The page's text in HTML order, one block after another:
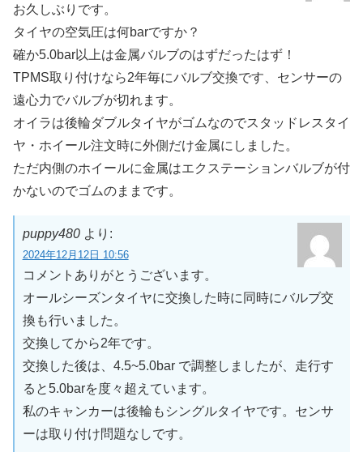
お久しぶりです。
タイヤの空気圧は何barですか？
確か5.0bar以上は金属バルブのはずだったはず！
TPMS取り付けなら2年毎にバルブ交換です、センサーの
遠心力でバルブが切れます。
オイラは後輪ダブルタイヤがゴムなのでスタッドレスタイ
ヤ・ホイール注文時に外側だけ金属にしました。
ただ内側のホイールに金属はエクステーションバルブが付
かないのでゴムのままです。
puppy480 より:
2024年12月12日 10:56
コメントありがとうございます。
オールシーズンタイヤに交換した時に同時にバルブ交
換も行いました。
交換してから2年です。
交換した後は、4.5~5.0bar で調整しましたが、走行す
ると5.0barを度々超えています。
私のキャンカーは後輪もシングルタイヤです。センサ
ーは取り付け問題なしです。